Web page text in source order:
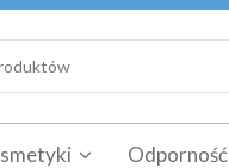
Odporność